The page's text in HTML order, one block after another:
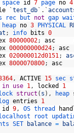
space id 7 page no 4
`test_db ` . `
rec but not gap
heap no 3 PHYSICAL
; info bits 0
80000002; asc
000000000d24; asc
020000012d0151;
8000070800; asc
, ACTIVE 15 sec
in use 1, locked
1
lock struct ( s ) , heap
log entries
1
id 9, OS thread
localhost root
SET balance =